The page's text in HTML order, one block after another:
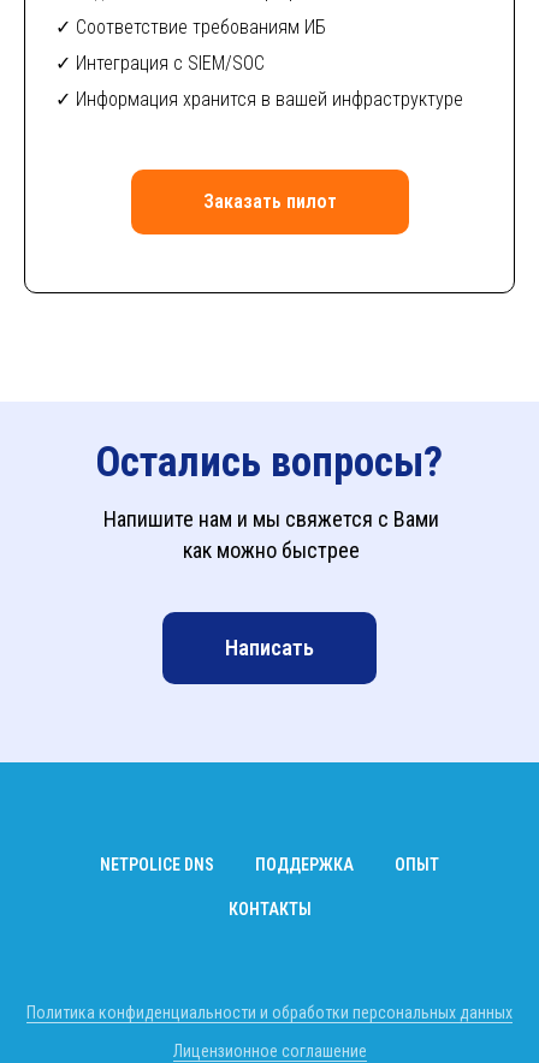
✓ Соответствие требованиям ИБ
✓ Интеграция с SIEM/SOC
✓ Информация хранится в вашей инфраструктуре
Заказать пилот
Написать
Остались вопросы?
Напишите нам и мы свяжется с Вами
как можно быстрее
NETPOLICE DNS ПОДДЕРЖКА ОПЫТ
КОНТАКТЫ
Политика конфиденциальности и обработки персональных данных
Лицензионное соглашение